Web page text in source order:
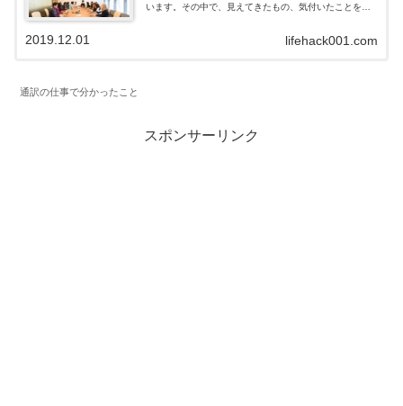
います。その中で、見えてきたもの、気付いたことを記
lifehack001.com
2019.12.01
通訳の仕事で分かったこと
スポンサーリンク